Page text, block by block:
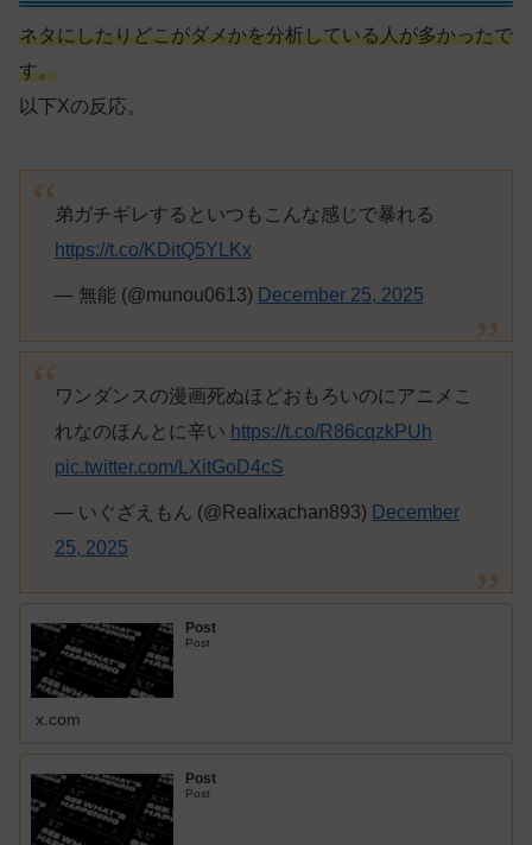
ネタにしたりどこがダメかを分析している人が多かったで
す。
以下Xの反応。
弟ガチギレするといつもこんな感じで暴れる
https://t.co/KDitQ5YLKx
— 無能 (@munou0613) December 25, 2025
ワンダンスの漫画死ぬほどおもろいのにアニメこ
れなのほんとに辛い https://t.co/R86cqzkPUh
pic.twitter.com/LXitGoD4cS
— いぐざえもん (@Realixachan893) December
25, 2025
Post
Post
x.com
Post
Post